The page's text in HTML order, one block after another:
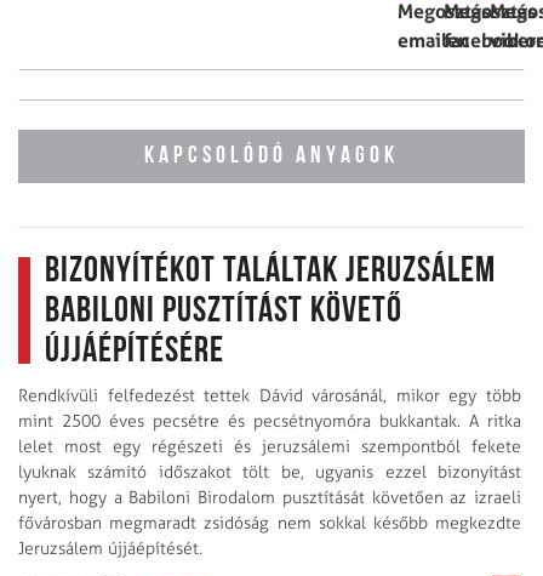
KAPCSOLÓDÓ ANYAGOK
bizonyítékot találtak Jeruzsálem
babiloni pusztítást követő
újjáépítésére
Rendkívüli felfedezést tettek Dávid városánál, mikor egy több
mint 2500 éves pecsétre és pecsétnyomóra bukkantak. A ritka
lelet most egy régészeti és jeruzsálemi szempontból fekete
lyuknak számító időszakot tölt be, ugyanis ezzel bizonyítást
nyert, hogy a Babiloni Birodalom pusztítását követően az izraeli
fővárosban megmaradt zsidóság nem sokkal később megkezdte
Jeruzsálem újjáépítését.